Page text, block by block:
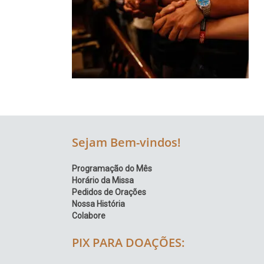
Região
Episcopal
Sé
–
Setor
Bom
Sejam Bem-vindos!
Programação do Mês
Horário da Missa
Pedidos de Orações
Nossa História
Colabore
PIX PARA DOAÇÕES: